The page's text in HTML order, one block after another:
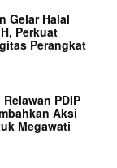
Gelar Halal
Perkuat
Perangkat
PDIP
Aksi
Megawati